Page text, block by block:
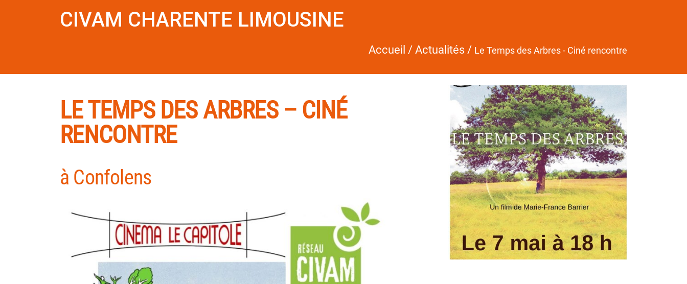
CIVAM CHARENTE LIMOUSINE
Accueil / Actualités / Le Temps des Arbres - Ciné rencontre
LE TEMPS DES ARBRES – CINÉ
RENCONTRE
à Confolens